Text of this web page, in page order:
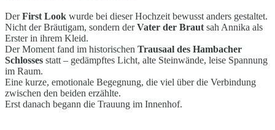
DerFirst Look wurde bei dieser Hochzeit bewusst anders gestaltet.
Nicht der Bräutigam, sondern derVater der Braut sah Annika als
Erster in ihrem Kleid.
Der Moment fand im historischen Trausaal des Hambacher
Schlosses statt – gedämpftes Licht, alte Steinwände, leise Spannung
im Raum.
Eine kurze, emotionale Begegnung, die viel über die Verbindung
zwischen den beiden erzählte.
Erst danach begann die Trauung im Innenhof.